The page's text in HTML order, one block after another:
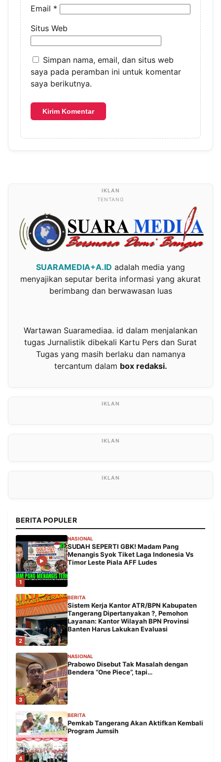
Email *
Situs Web
Simpan nama, email, dan situs web
saya pada peramban ini untuk komentar
saya berikutnya.
TENTANG
SUARAMEDIA+A.ID adalah media yang
menyajikan seputar berita informasi yang akurat
berimbang dan berwawasan luas
Wartawan Suaramediaa. id dalam menjalankan
tugas Jurnalistik dibekali Kartu Pers dan Surat
Tugas yang masih berlaku dan namanya
tercantum dalam box redaksi.
BERITA POPULER
1
NASIONAL
SUDAH SEPERTI GBK! Madam Pang
Menangis Syok Tiket Laga Indonesia Vs
Timor Leste Piala AFF Ludes
2
BERITA
Sistem Kerja Kantor ATR/BPN Kabupaten
Tangerang Dipertanyakan ?, Pemohon
Layanan: Kantor Wilayah BPN Provinsi
Banten Harus Lakukan Evaluasi
3
NASIONAL
Prabowo Disebut Tak Masalah dengan
Bendera “One Piece”, tapi…
4
BERITA
Pemkab Tangerang Akan Aktifkan Kembali
Program Jumsih